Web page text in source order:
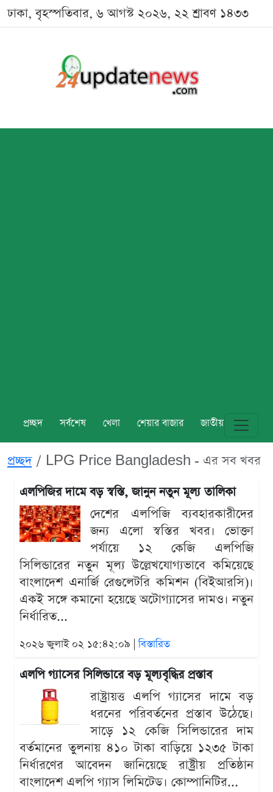
ঢাকা, বৃহস্পতিবার, ৬ আগস্ট ২০২৬, ২২ শ্রাবণ ১৪৩৩
প্রচ্ছদ সর্বশেষ খেলা শেয়ার বাজার জাতীয় বিশ্ব
প্রচ্ছদ LPG Price Bangladesh - এর সব খবর
এলপিজির দামে বড় স্বস্তি, জানুন নতুন মূল্য তালিকা
দেশের এলপিজি ব্যবহারকারীদের
জন্য এলো স্বস্তির খবর। ভোক্তা
পর্যায়ে ১২ কেজি এলপিজি
সিলিন্ডারের নতুন মূল্য উল্লেখযোগ্যভাবে কমিয়েছে
বাংলাদেশ এনার্জি রেগুলেটরি কমিশন (বিইআরসি)।
একই সঙ্গে কমানো হয়েছে অটোগ্যাসের দামও। নতুন
নির্ধারিত...
২০২৬ জুলাই ০২ ১৫:৪২:০৯ |বিস্তারিত
এলপি গ্যাসের সিলিন্ডারে বড় মূল্যবৃদ্ধির প্রস্তাব
রাষ্ট্রায়ত্ত এলপি গ্যাসের দামে বড়
ধরনের পরিবর্তনের প্রস্তাব উঠেছে।
সাড়ে ১২ কেজি সিলিন্ডারের দাম
বর্তমানের তুলনায় ৪১০ টাকা বাড়িয়ে ১২৩৫ টাকা
নির্ধারণের আবেদন জানিয়েছে রাষ্ট্রীয় প্রতিষ্ঠান
বাংলাদেশ এলপি গ্যাস লিমিটেড। কোম্পানিটির...